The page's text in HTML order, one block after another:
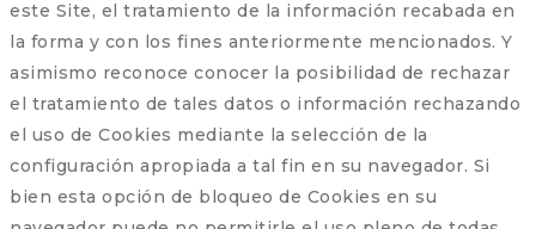
este Site, el tratamiento de la información recabada en
la forma y con los fines anteriormente mencionados. Y
asimismo reconoce conocer la posibilidad de rechazar
el tratamiento de tales datos o información rechazando
el uso de Cookies mediante la selección de la
configuración apropiada a tal fin en su navegador. Si
bien esta opción de bloqueo de Cookies en su